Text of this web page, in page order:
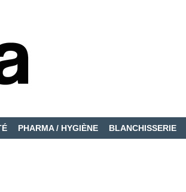
PHARMA / HYGIÈNE BLANCHISSERIE